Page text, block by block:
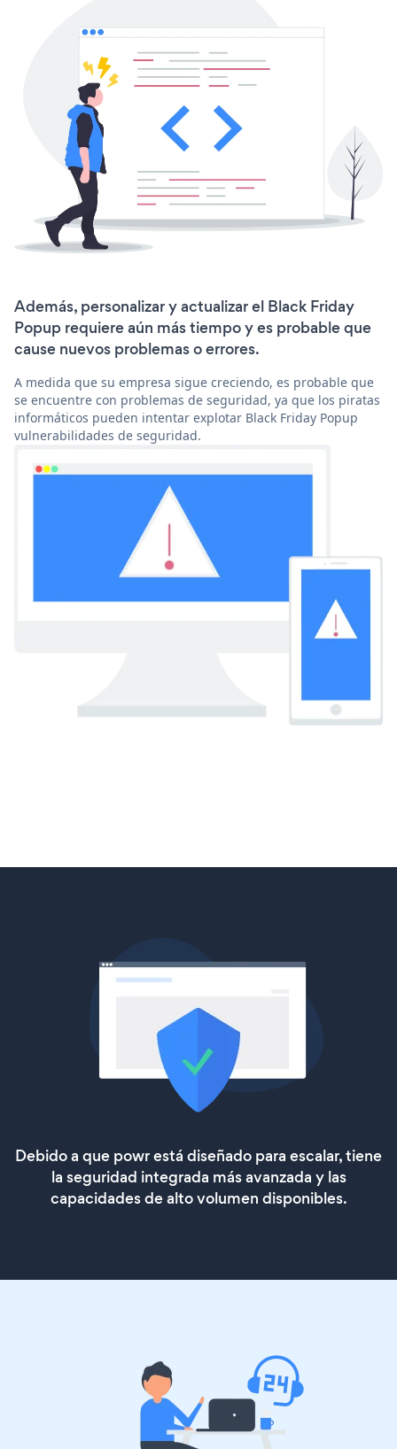
Además, personalizar y actualizar el Black Friday
Popup requiere aún más tiempo y es probable que
cause nuevos problemas o errores.
A medida que su empresa sigue creciendo, es probable que
se encuentre con problemas de seguridad, ya que los piratas
informáticos pueden intentar explotar Black Friday Popup
vulnerabilidades de seguridad.
Debido a que powr está diseñado para escalar, tiene
la seguridad integrada más avanzada y las
capacidades de alto volumen disponibles.